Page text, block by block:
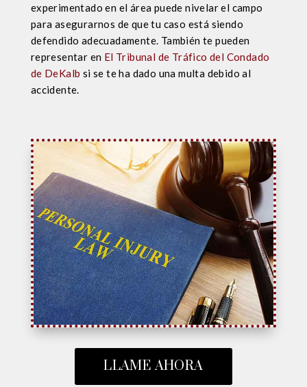
experimentado en el área puede nivelar el campo
para asegurarnos de que tu caso está siendo
defendido adecuadamente. También te pueden
representar en El Tribunal de Tráfico del Condado
de DeKalb si se te ha dado una multa debido al
accidente.
LLAME AHORA